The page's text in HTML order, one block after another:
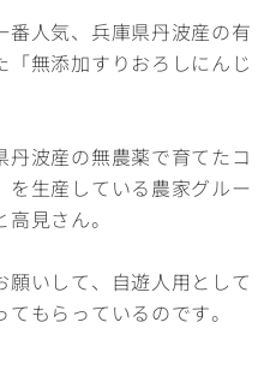
番人気、兵庫県丹波産の有
無添加すりおろしにんじ
丹波産の無農薬で育てたコ
を生産している農家グルー
見さん。
願いして、自遊人用として
もらっているのです。